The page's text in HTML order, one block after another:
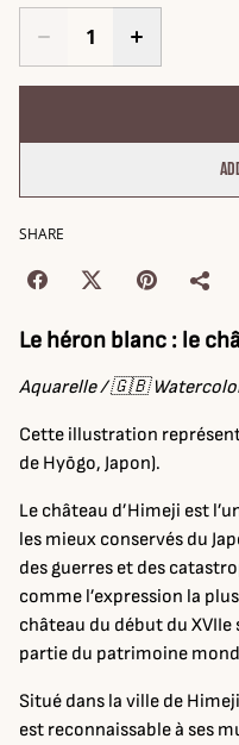
SHARE
Le héron blanc : le
Aquarelle / 🇬🇧
Cette illustration
de Hyōgo, Japon).
Le château d’Himeji est
les mieux conservés du
des guerres et des
comme l’expression la
château du début du
partie du patrimoine
Situé dans la ville de
est reconnaissable à ses